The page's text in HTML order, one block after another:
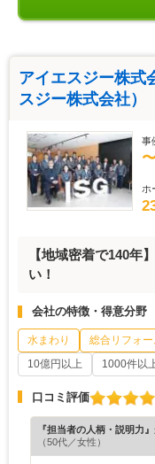
アイエスジー株式
スジー株式会社）
事
ホ
【地域密着で140年
い！
会社の特徴・得意分野
水まわり 総合リフォー
10億円以上
1000件以
口コミ評価
『担当者の人柄・説明力
（50代／女性）